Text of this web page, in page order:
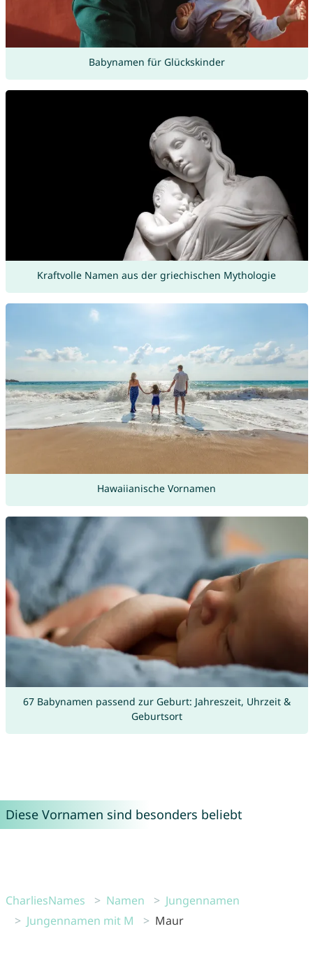
Babynamen für Glückskinder
Kraftvolle Namen aus der griechischen Mythologie
Hawaiianische Vornamen
67 Babynamen passend zur Geburt: Jahreszeit, Uhrzeit &
Geburtsort
Diese Vornamen sind besonders beliebt
CharliesNames Namen
Jungennamen
Jungennamen mit M
Maur